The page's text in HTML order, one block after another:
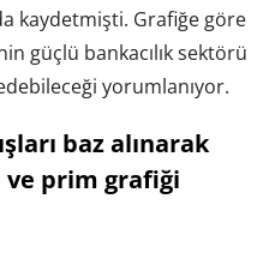
kaydetmişti. Grafiğe göre
güçlü bankacılık sektörü
yorumlanıyor.
baz alınarak
ve prim grafiği